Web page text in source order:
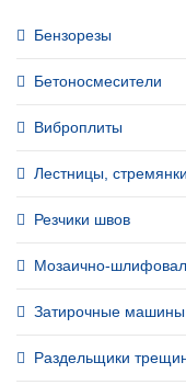
Бензорезы
Бетоносмесители
Виброплиты
Лестницы, стремянки
Резчики швов
Мозаично-
Затирочные машины
Раздельщики